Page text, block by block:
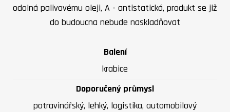
odolná palivovému oleji, A - antistatická, produkt se již
do budoucna nebude naskladňovat
Balení
krabice
Doporučený průmysl
potravinářský, lehký, logistika, automobilový